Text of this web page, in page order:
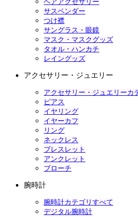
ヘアアクセサリー
サスペンダー
つけ襟
サングラス・眼鏡
マスク・マスクグッズ
タオル・ハンカチ
レイングッズ
アクセサリー・ジュエリー
アクセサリー・ジュエリーカ
ピアス
イヤリング
イヤーカフ
リング
ネックレス
ブレスレット
アンクレット
ブローチ
腕時計
腕時計カテゴリすべて
デジタル腕時計